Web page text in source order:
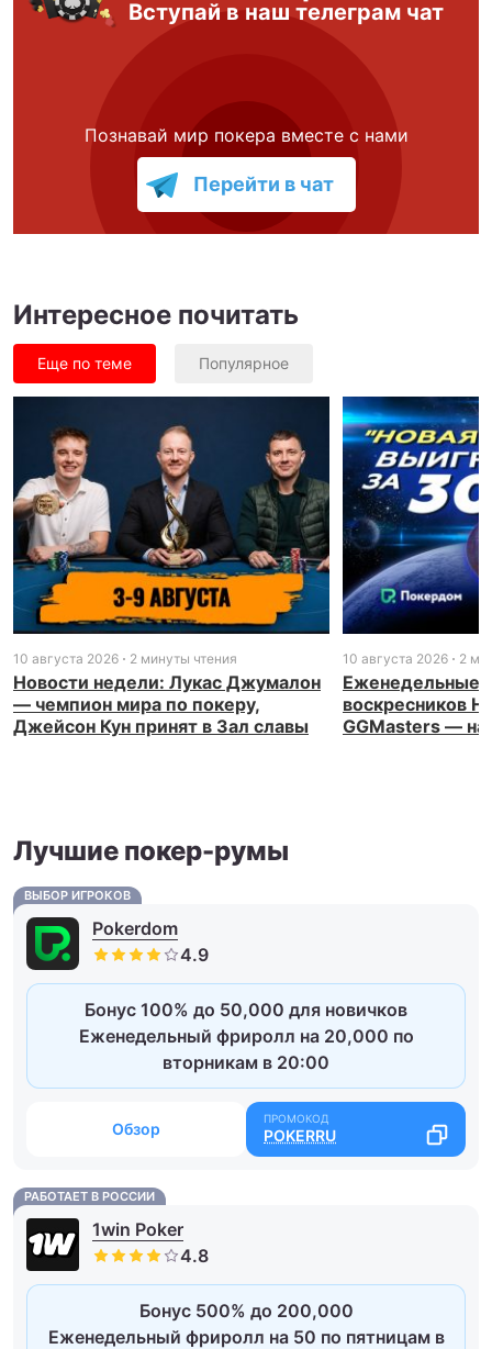
Вступай в наш телеграм чат
Познавай мир покера вместе с нами
Перейти в чат
Интересное почитать
Еще по теме Популярное
10 августа 2026 2 минуты чтения
Новости недели: Лукас Джумалон
— чемпион мира по покеру,
Джейсон Кун принят в Зал славы
10 августа 2026 2
Еженедельные
воскресников
GGMasters — на
Лучшие покер-румы
ВЫБОР ИГРОКОВ
Pokerdom
Бонус 100% до 50,000 для новичков
Еженедельный фриролл на 20,000 по
вторникам в 20:00
Обзор POKERRU
РАБОТАЕТ В РОССИИ
1win Poker
Бонус 500% до 200,000
Еженедельный фриролл на 50 по пятницам в